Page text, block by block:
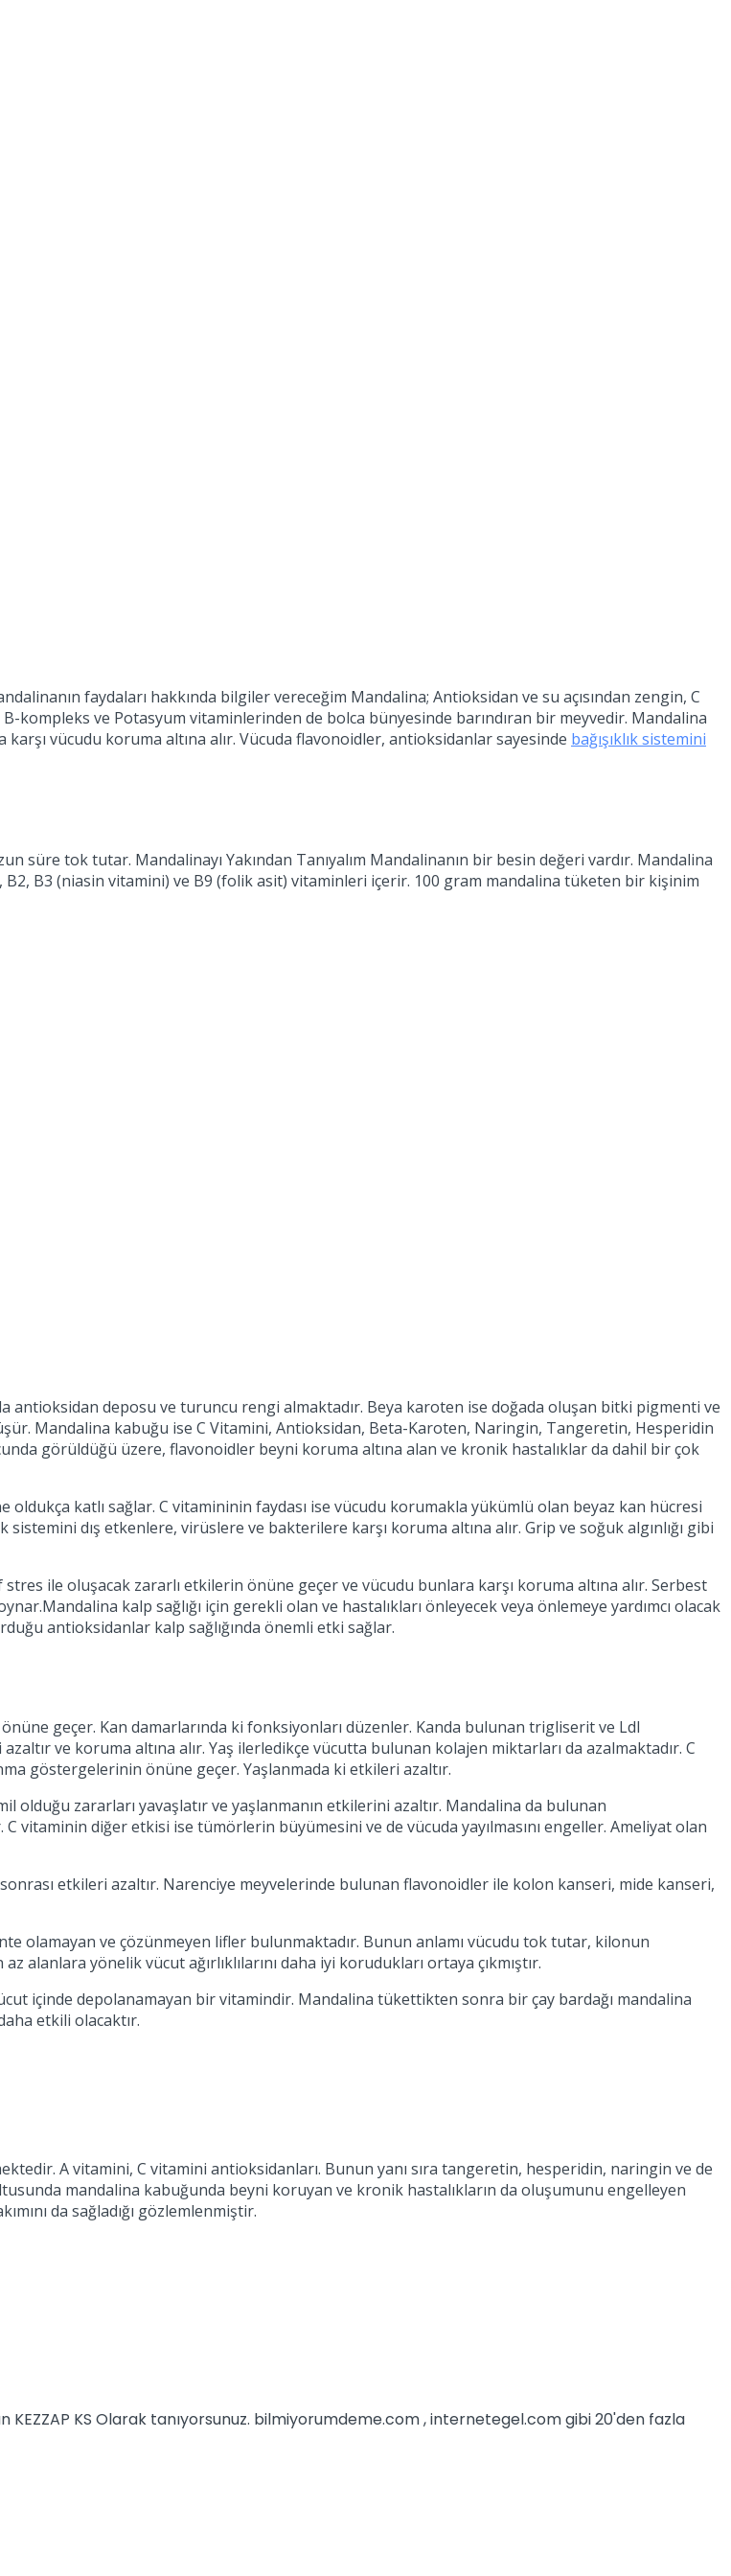
faydaları hakkında bilgiler vereceğim Mandalina; Antioksidan ve su açısından zengin, C
kompleks ve Potasyum vitaminlerinden de bolca bünyesinde barındıran bir meyvedir. Mandalina
vücudu koruma altına alır. Vücuda flavonoidler, antioksidanlar sayesinde bağışıklık sistemini
tok tutar. Mandalinayı Yakından Tanıyalım Mandalinanın bir besin değeri vardır. Mandalina
B3 (niasin vitamini) ve B9 (folik asit) vitaminleri içerir. 100 gram mandalina tüketen bir kişinim
deposu ve turuncu rengi almaktadır. Beya karoten ise doğada oluşan bitki pigmenti ve
Mandalina kabuğu ise C Vitamini, Antioksidan, Beta-Karoten, Naringin, Tangeretin, Hesperidin
görüldüğü üzere, flavonoidler beyni koruma altına alan ve kronik hastalıklar da dahil bir çok
oldukça katlı sağlar. C vitamininin faydası ise vücudu korumakla yükümlü olan beyaz kan hücresi
dış etkenlere, virüslere ve bakterilere karşı koruma altına alır. Grip ve soğuk algınlığı gibi
ile oluşacak zararlı etkilerin önüne geçer ve vücudu bunlara karşı koruma altına alır. Serbest
kalp sağlığı için gerekli olan ve hastalıkları önleyecek veya önlemeye yardımcı olacak
antioksidanlar kalp sağlığında önemli etki sağlar.
önüne geçer. Kan damarlarında ki fonksiyonları düzenler. Kanda bulunan trigliserit ve Ldl
ve koruma altına alır. Yaş ilerledikçe vücutta bulunan kolajen miktarları da azalmaktadır. C
göstergelerinin önüne geçer. Yaşlanmada ki etkileri azaltır.
zararları yavaşlatır ve yaşlanmanın etkilerini azaltır. Mandalina da bulunan
vitaminin diğer etkisi ise tümörlerin büyümesini ve de vücuda yayılmasını engeller. Ameliyat olan
etkileri azaltır. Narenciye meyvelerinde bulunan flavonoidler ile kolon kanseri, mide kanseri,
olamayan ve çözünmeyen lifler bulunmaktadır. Bunun anlamı vücudu tok tutar, kilonun
yönelik vücut ağırlıklılarını daha iyi korudukları ortaya çıkmıştır.
içinde depolanamayan bir vitamindir. Mandalina tükettikten sonra bir çay bardağı mandalina
etkili olacaktır.
A vitamini, C vitamini antioksidanları. Bunun yanı sıra tangeretin, hesperidin, naringin ve de
mandalina kabuğunda beyni koruyan ve kronik hastalıkların da oluşumunu engelleyen
da sağladığı gözlemlenmiştir.
KEZZAP KS Olarak tanıyorsunuz. bilmiyorumdeme.com , internetegel.com gibi 20'den fazla